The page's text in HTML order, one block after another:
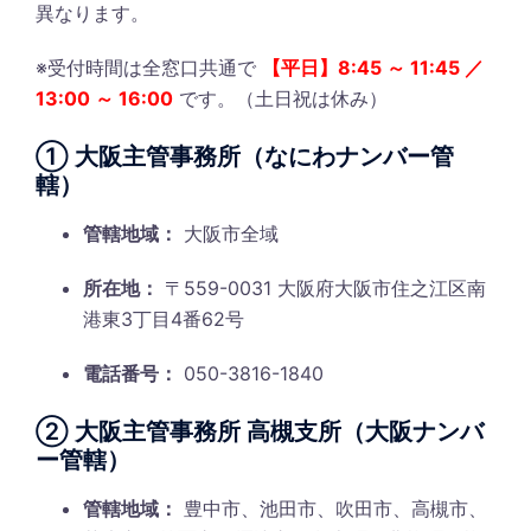
異なります。
※受付時間は全窓口共通で
【平日】8:45 ～ 11:45 ／
13:00 ～ 16:00 です。（土日祝は休み）
① 大阪主管事務所（なにわナンバー管
轄）
管轄地域： 大阪市全域
所在地： 〒559-0031 大阪府大阪市住之江区南
港東3丁目4番62号
電話番号： 050-3816-1840
② 大阪主管事務所 高槻支所（大阪ナンバ
ー管轄）
管轄地域： 豊中市、池田市、吹田市、高槻市、